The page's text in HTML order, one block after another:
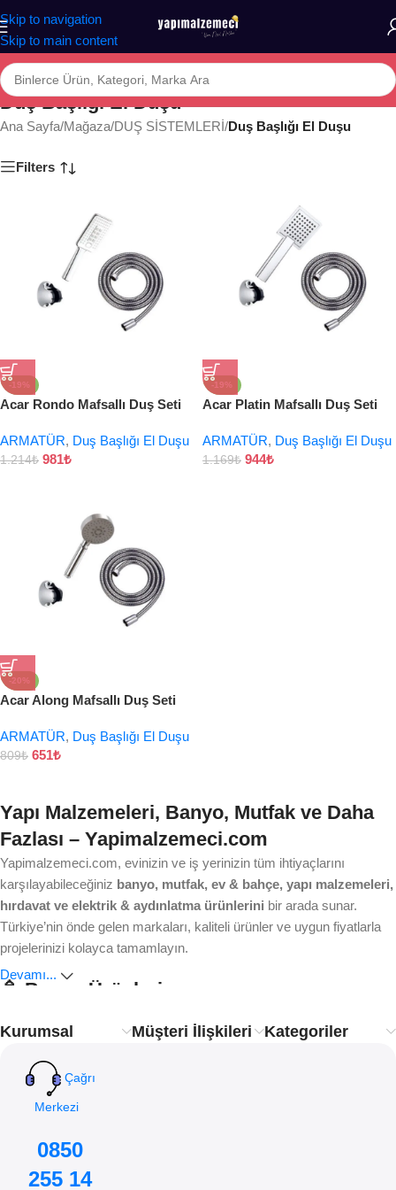
Skip to navigation
Skip to main content
Duş Başlığı El Duşu
Ana Sayfa/Mağaza/DUŞ SİSTEMLERİ/Duş Başlığı El Duşu
Filters
-19%
Acar Rondo Mafsallı Duş Seti
ARMATÜR, Duş Başlığı El Duşu
1.214₺ 981₺
-19%
Acar Platin Mafsallı Duş Seti
ARMATÜR, Duş Başlığı El Duşu
1.169₺ 944₺
-20%
Acar Along Mafsallı Duş Seti
ARMATÜR, Duş Başlığı El Duşu
809₺ 651₺
Yapı Malzemeleri, Banyo, Mutfak ve Daha
Fazlası – Yapimalzemeci.com
Yapimalzemeci.com, evinizin ve iş yerinizin tüm ihtiyaçlarını
karşılayabileceğiniz banyo, mutfak, ev & bahçe, yapı malzemeleri,
hırdavat ve elektrik & aydınlatma ürünlerini bir arada sunar.
Türkiye’nin önde gelen markaları, kaliteli ürünler ve uygun fiyatlarla
projelerinizi kolayca tamamlayın.
🚿 Banyo Ürünleri
Ankastre bataryalardan modern duş sistemlerine, lavabo ve
Estetik, dayanıklılık ve işlevsellik
🍴 Mutfak Ürünleri
Mutfakta hem pratik çözümler hem de şık tasarımlar arıyorsanız
doğru adrestesiniz. Eviye, mutfak bataryası ve aksesuar çeşitleriyle
Devamı...
Kurumsal Müşteri İlişkileri Kategoriler
Çağrı
Merkezi
0850
255 14